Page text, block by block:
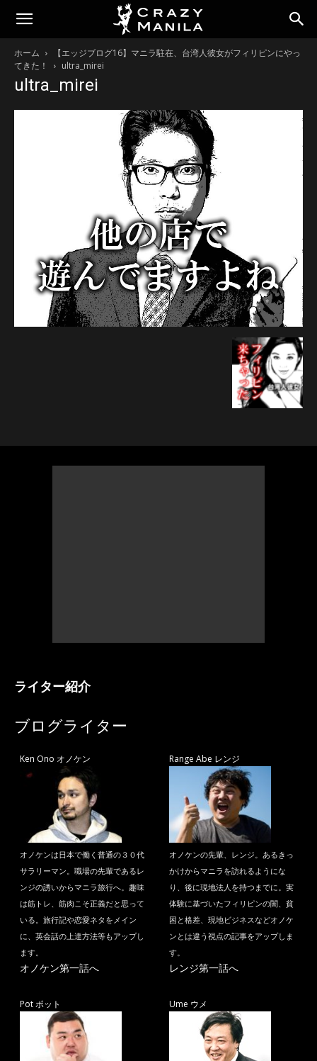
ホーム
【エッジブログ16】マニラ駐在、台湾人彼女がフィリピンにやっ
てきた！
ultra_mirei
ultra_mirei
ライター紹介
ブログライター
Ken Ono オノケン
オノケンは日本で働く普通の３０代
サラリーマン。職場の先輩であるレ
ンジの誘いからマニラ旅行へ。趣味
は筋トレ、筋肉こそ正義だと思って
いる。旅行記や恋愛ネタをメイン
に、英会話の上達方法等もアップし
ます。
オノケン第一話へ
Range Abe レンジ
オノケンの先輩、レンジ。あるきっ
かけからマニラを訪れるようにな
り、後に現地法人を持つまでに。実
体験に基づいたフィリピンの闇、貧
困と格差、現地ビジネスなどオノケ
ンとは違う視点の記事をアップしま
す。
レンジ第一話へ
Pot ポット Ume ウメ